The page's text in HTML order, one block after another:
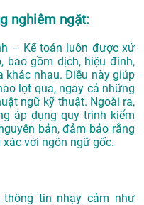
nghiêm ngặt:
– Kế toán luôn được xử
bao gồm dịch, hiệu đính,
khác nhau. Điều này giúp
lọt qua, ngay cả những
ngữ kỹ thuật. Ngoài ra,
áp dụng quy trình kiểm
bản, đảm bảo rằng
với ngôn ngữ gốc.
tin nhạy cảm như